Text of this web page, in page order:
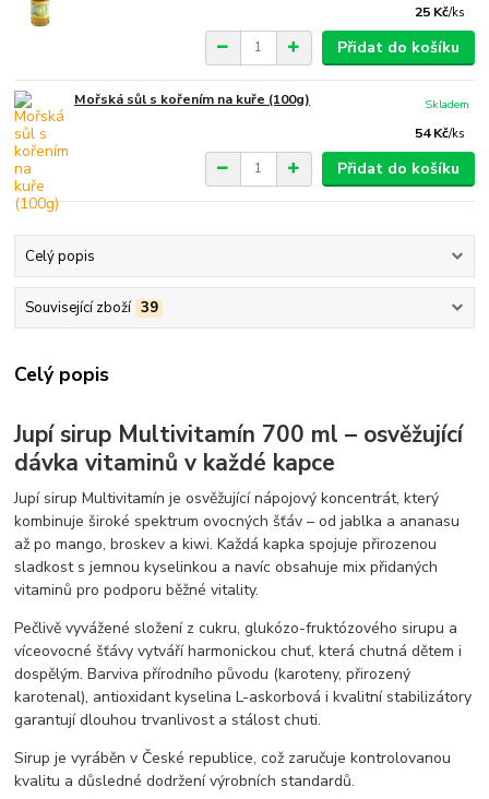
25 Kč/ks
Přidat do košíku
Mořská sůl s kořením na kuře (100g)
54 Kč/ks
Skladem
Přidat do košíku
Celý popis
Související zboží 39
Celý popis
Jupí sirup Multivitamín 700 ml – osvěžující
dávka vitaminů v každé kapce
Jupí sirup Multivitamín je osvěžující nápojový koncentrát, který
kombinuje široké spektrum ovocných šťáv – od jablka a ananasu
až po mango, broskev a kiwi. Každá kapka spojuje přirozenou
sladkost s jemnou kyselinkou a navíc obsahuje mix přidaných
vitaminů pro podporu běžné vitality.
Pečlivě vyvážené složení z cukru, glukózo-fruktózového sirupu a
víceovocné šťávy vytváří harmonickou chuť, která chutná dětem i
dospělým. Barviva přírodního původu (karoteny, přirozený
karotenal), antioxidant kyselina L-askorbová i kvalitní stabilizátory
garantují dlouhou trvanlivost a stálost chuti.
Sirup je vyráběn v České republice, což zaručuje kontrolovanou
kvalitu a důsledné dodržení výrobních standardů.